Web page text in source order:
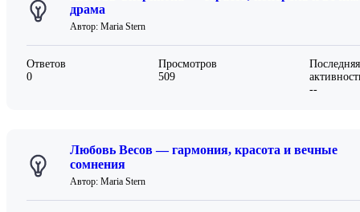
драма
Автор: Maria Stern
Ответов
0
Просмотров
509
Последняя
--
Любовь Весов — гармония, красота и вечные
сомнения
Автор: Maria Stern